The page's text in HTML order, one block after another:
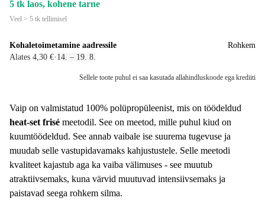
5 tk laos, kohene tarne
Veel > 5 tk tellimisel
Kohaletoimetamine aadressile
Alates 4,30 €· 14. – 19. 8.
Rohkem
Sellele toote puhul ei saa kasutada allahindluskoode ega krediiti
Vaip on valmistatud 100% polüpropüleenist, mis on töödeldud
heat-set frisé meetodil. See on meetod, mille puhul kiud on
kuumtöödeldud. See annab vaibale ise suurema tugevuse ja
muudab selle vastupidavamaks kahjustustele. Selle meetodi
kvaliteet kajastub aga ka vaiba välimuses - see muutub
atraktiivsemaks, kuna värvid muutuvad intensiivsemaks ja
paistavad seega rohkem silma.